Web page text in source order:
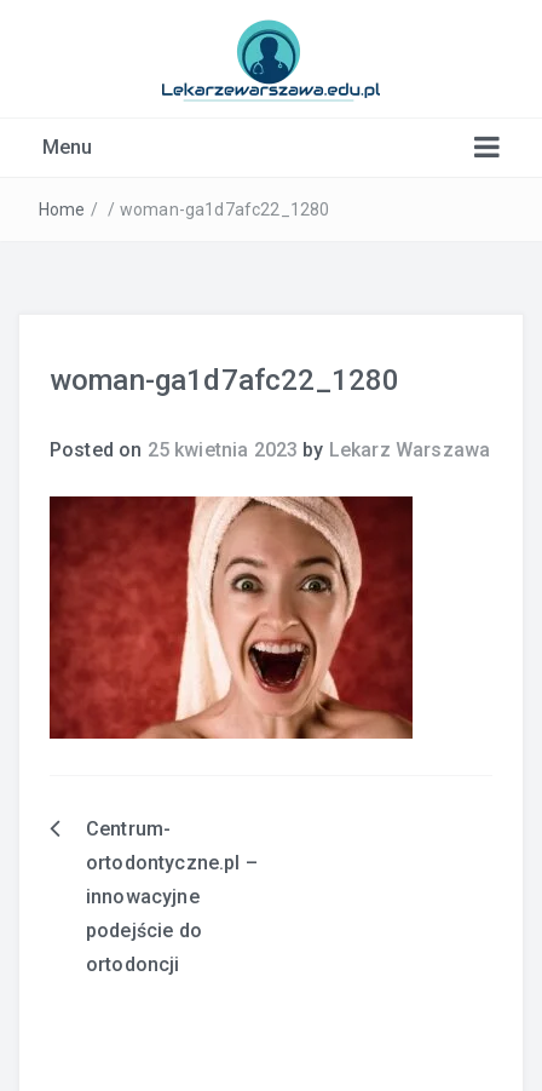
Menu
Home / / woman-ga1d7afc22_1280
woman-ga1d7afc22_1280
Posted on 25 kwietnia 2023 by Lekarz Warszawa
Nawigacja
wpisu
Centrum-
ortodontyczne.pl –
innowacyjne
podejście do
ortodoncji